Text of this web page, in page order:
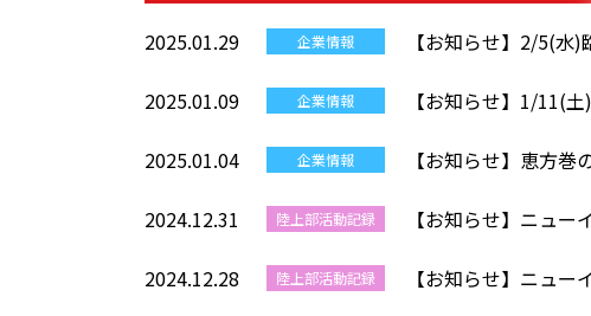
2025.01.29 企業情報 【お知らせ】2/5(水
2025.01.09 企業情報 【お知らせ】1/11(
2025.01.04 企業情報 【お知らせ】恵方巻
2024.12.31 陸上部活動記録 【お知らせ】ニュ
2024.12.28 陸上部活動記録 【お知らせ】ニュ